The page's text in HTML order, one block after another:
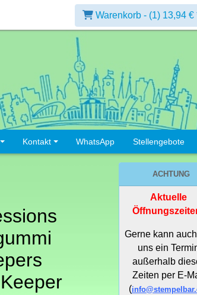
Warenkorb - (1) 13,94 €
Kontakt WhatsApp Stellengebote
ACHTUNG
Aktuelle
Gerne kann
uns ein
außerhalb
Zeiten per E-
(